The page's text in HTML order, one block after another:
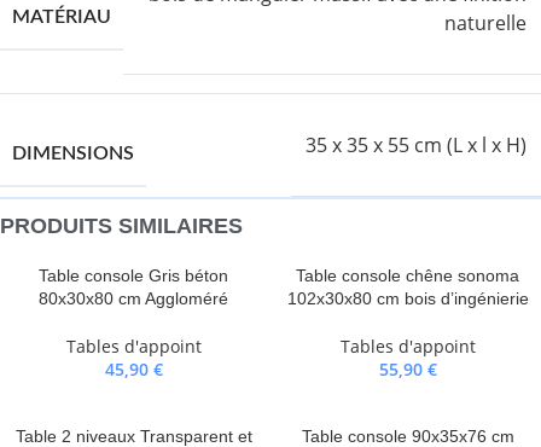
MATÉRIAU
naturelle
DIMENSIONS 35 x 35 x 55 cm (L x l x H)
PRODUITS SIMILAIRES
Table console Gris béton
80x30x80 cm Aggloméré
Tables d'appoint
45,90 €
Table console chêne sonoma
102x30x80 cm bois d’ingénierie
Tables d'appoint
55,90 €
Table 2 niveaux Transparent et
Table console 90x35x76 cm